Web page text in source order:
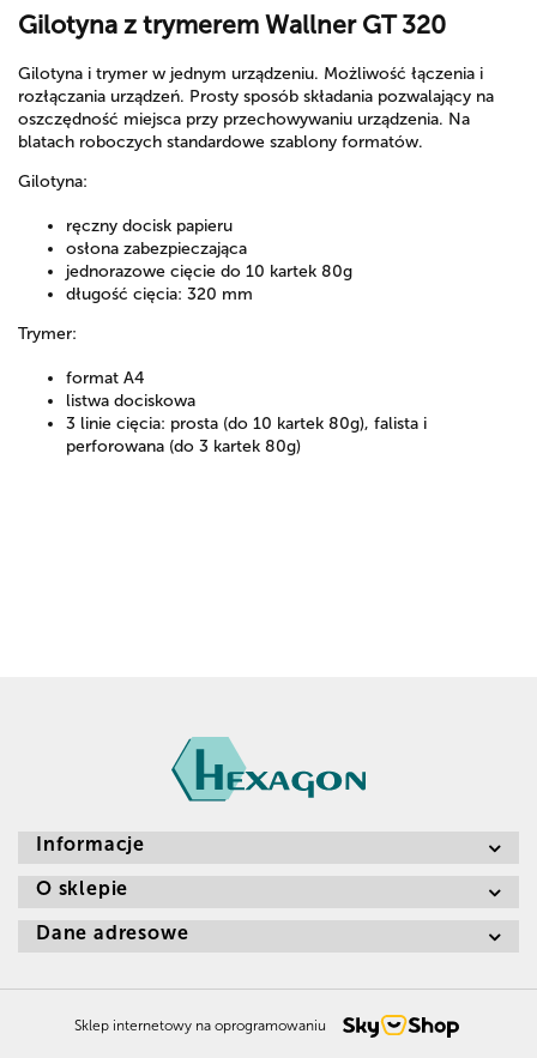
Gilotyna z trymerem Wallner GT 320
Gilotyna i trymer w jednym urządzeniu. Możliwość łączenia i
rozłączania urządzeń. Prosty sposób składania pozwalający na
oszczędność miejsca przy przechowywaniu urządzenia. Na
blatach roboczych standardowe szablony formatów.
Gilotyna:
ręczny docisk papieru
osłona zabezpieczająca
jednorazowe cięcie do 10 kartek 80g
długość cięcia: 320 mm
Trymer:
format A4
listwa dociskowa
3 linie cięcia: prosta (do 10 kartek 80g), falista i
perforowana (do 3 kartek 80g)
Dane adresowe
Informacje
O sklepie
Sklep internetowy na oprogramowaniu